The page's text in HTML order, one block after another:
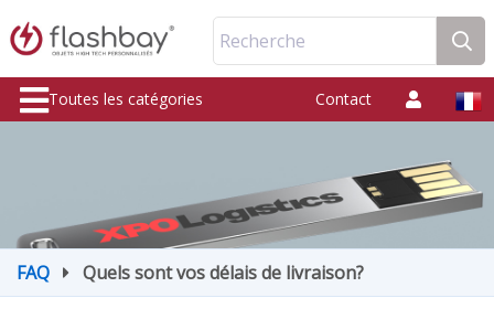
Recherche
Toutes les catégories Contact
FAQ Quels sont vos délais de livraison?